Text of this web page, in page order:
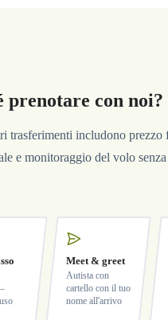
prenotare con noi?
trasferimenti includono prezzo
e monitoraggio del volo
Meet & greet
Autista con
cartello con il tuo
nome all'arrivo